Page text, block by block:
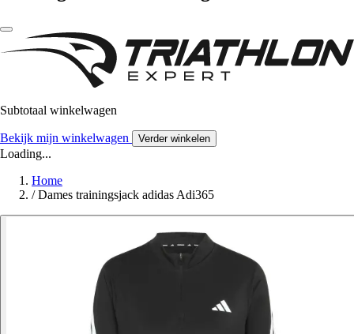
Subtotaal winkelwagen
Bekijk mijn winkelwagen Verder winkelen
Loading...
Home
/ Dames trainingsjack adidas Adi365